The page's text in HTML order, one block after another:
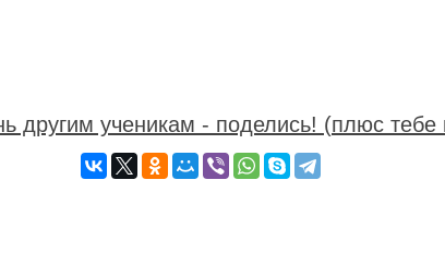
другим ученикам - поделись! (плюс тебе